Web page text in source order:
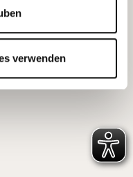
verwenden